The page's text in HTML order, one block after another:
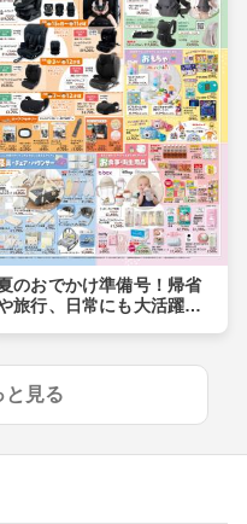
のおでかけ準備号！帰省
旅行、日常にも大活躍ア
と見る